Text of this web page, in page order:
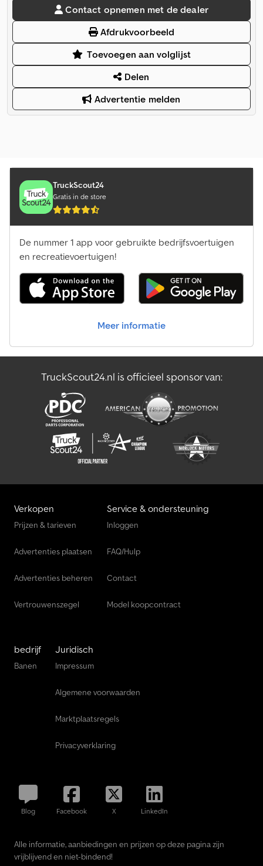
Contact opnemen met de dealer
Afdrukvoorbeeld
Toevoegen aan volglijst
Delen
Advertentie melden
TruckScout24
Gratis in de store
De nummer 1 app voor gebruikte bedrijfsvoertuigen
en recreatievoertuigen!
Meer informatie
TruckScout24.nl is officieel sponsor van:
Verkopen
Prijzen & tarieven
Advertenties plaatsen
Advertenties beheren
Vertrouwenszegel
Service & ondersteuning
Inloggen
FAQ/Hulp
Contact
Model koopcontract
bedrijf
Banen
Juridisch
Impressum
Algemene voorwaarden
Marktplaatsregels
Privacyverklaring
Blog Facebook X LinkedIn
Alle informatie, aanbiedingen en prijzen op deze pagina zijn
vrijblijvend en niet-bindend!